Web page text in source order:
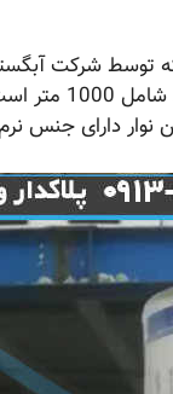
توسط شرکت
از مواد پلی
نوار دارای جنس